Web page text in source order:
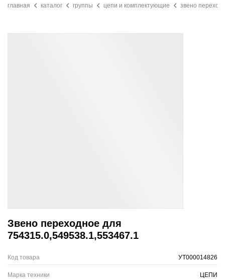
главная каталог группы цепи и комплектующие звено
Звено переходное для
754315.0,549538.1,553467.1
Код товара УТ000014826
Марка техники ЦЕПИ